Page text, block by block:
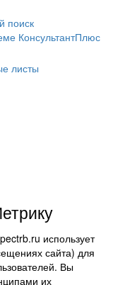
поиск
КонсультантПлюс
листы
офис 307
использует
сайта) для
Вы
их